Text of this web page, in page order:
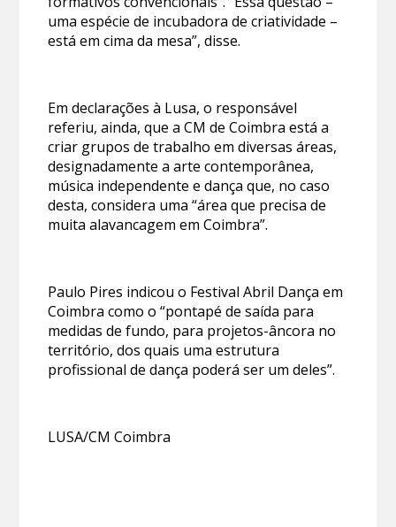
uma espécie de incubadora de criatividade –
está em cima da mesa”, disse.
Em declarações à Lusa, o responsável
referiu, ainda, que a CM de Coimbra está a
criar grupos de trabalho em diversas áreas,
designadamente a arte contemporânea,
música independente e dança que, no caso
desta, considera uma “área que precisa de
muita alavancagem em Coimbra”.
Paulo Pires indicou o Festival Abril Dança em
Coimbra como o “pontapé de saída para
medidas de fundo, para projetos-âncora no
território, dos quais uma estrutura
profissional de dança poderá ser um deles”.
LUSA/CM Coimbra